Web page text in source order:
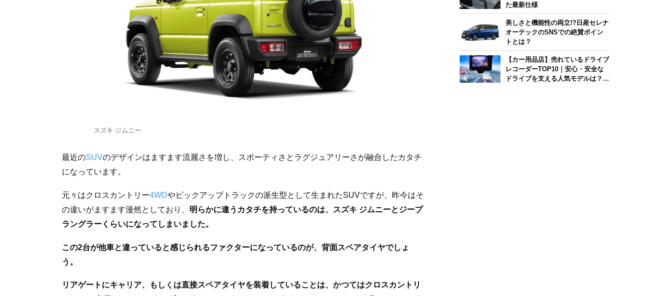
スズキ ジムニー
最近のSUVのデザインはますます流麗さを増し、スポーティさとラグジュアリーさが融合したカタチ
になっています。
元々はクロスカントリー4WDやピックアップトラックの派生型として生まれたSUVですが、昨今はそ
の違いがますます漫然としており、 明らかに違うカタチを持っているのは、スズキ ジムニーとジープ
ラングラーくらいになってしまいました。
この2台が他車と違っていると感じられるファクターになっているのが、背面スペアタイヤでしょ
う。
リアゲートにキャリア、もしくは直接スペアタイヤを装着していることは、かつてはクロスカントリ
た最新仕様
美しさと機能性の両立!?日産セレナ
オーテックのSNSでの絶賛ポイン
トとは？
【カー用品店】売れているドライブ
レコーダーTOP10｜安心・安全な
ドライブを支える人気モデルは？